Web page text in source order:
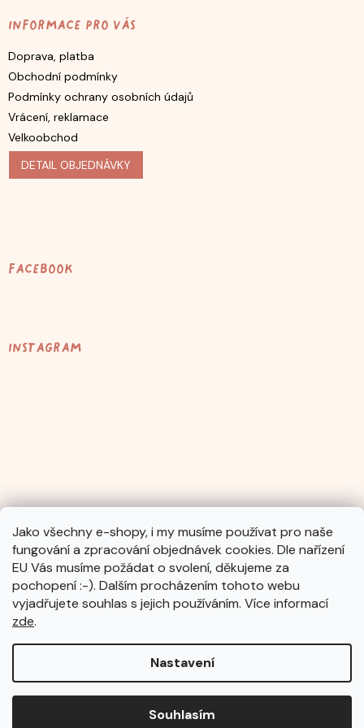
Jako všechny e-shopy, i my musíme používat pro naše
fungování a zpracování objednávek cookies. Dle nařízení
EU Vás musíme požádat o svolení, děkujeme za
pochopení :-). Dalším procházením tohoto webu
vyjadřujete souhlas s jejich používáním. Více informací
zde.
Nastavení
Souhlasím
Informace pro vás
Doprava, platba
Obchodní podmínky
Podmínky ochrany osobních údajů
Vrácení, reklamace
Velkoobchod
DETAIL OBJEDNÁVKY
Facebook
Instagram
Sledovat na Instagramu
Vytvořil Shoptet
EDUHRY.cz. Všechna práva vyhrazena.